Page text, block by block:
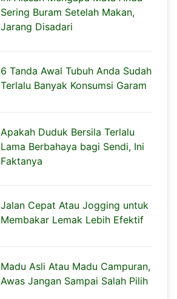
Sering Buram Setelah Makan,
Jarang Disadari
6 Tanda Awal Tubuh Anda Sudah
Terlalu Banyak Konsumsi Garam
Apakah Duduk Bersila Terlalu
Lama Berbahaya bagi Sendi, Ini
Faktanya
Jalan Cepat Atau Jogging untuk
Membakar Lemak Lebih Efektif
Madu Asli Atau Madu Campuran,
Awas Jangan Sampai Salah Pilih